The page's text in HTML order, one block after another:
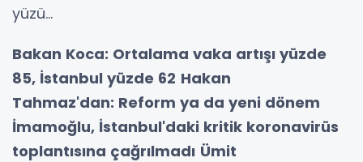
yüzü...
Bakan Koca: Ortalama vaka artışı yüzde
85, İstanbul yüzde 62 Hakan
Tahmaz'dan: Reform ya da yeni dönem
İmamoğlu, İstanbul'daki kritik koronavirüs
toplantısına çağrılmadı Ümit